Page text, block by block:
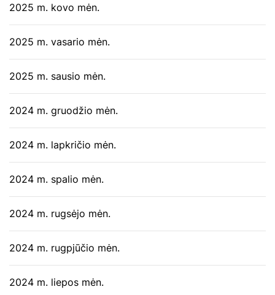
2025 m. kovo mėn.
2025 m. vasario mėn.
2025 m. sausio mėn.
2024 m. gruodžio mėn.
2024 m. lapkričio mėn.
2024 m. spalio mėn.
2024 m. rugsėjo mėn.
2024 m. rugpjūčio mėn.
2024 m. liepos mėn.